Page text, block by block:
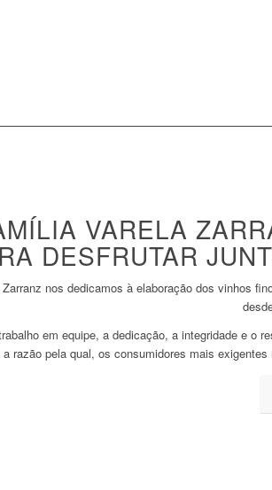
VARELA
DESFRUTAR
Zarranz nos dedicamos à elaboração dos vinhos
em equipe, a dedicação, a integridade e o
razão pela qual, os consumidores mais